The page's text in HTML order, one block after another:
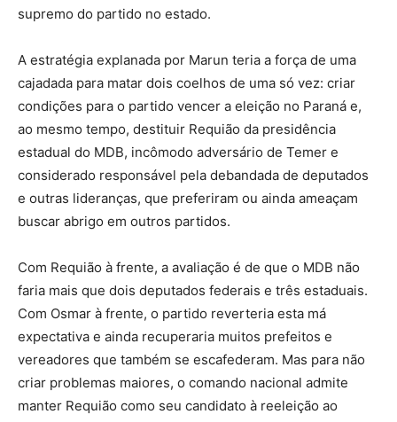
supremo do partido no estado.
A estratégia explanada por Marun teria a força de uma
cajadada para matar dois coelhos de uma só vez: criar
condições para o partido vencer a eleição no Paraná e,
ao mesmo tempo, destituir Requião da presidência
estadual do MDB, incômodo adversário de Temer e
considerado responsável pela debandada de deputados
e outras lideranças, que preferiram ou ainda ameaçam
buscar abrigo em outros partidos.
Com Requião à frente, a avaliação é de que o MDB não
faria mais que dois deputados federais e três estaduais.
Com Osmar à frente, o partido reverteria esta má
expectativa e ainda recuperaria muitos prefeitos e
vereadores que também se escafederam. Mas para não
criar problemas maiores, o comando nacional admite
manter Requião como seu candidato à reeleição ao